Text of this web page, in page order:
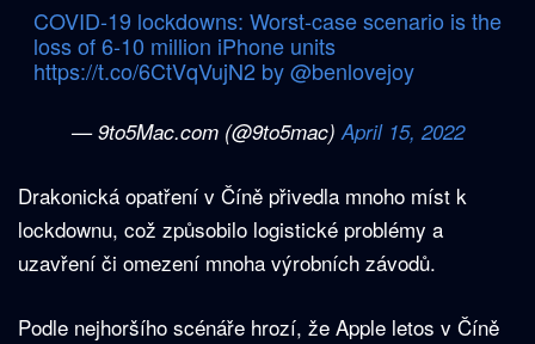
COVID-19 lockdowns: Worst-case scenario is the
loss of 6-10 million iPhone units
https://t.co/6CtVqVujN2 by@benlovejoy
— 9to5Mac.com (@9to5mac)April 15, 2022
Drakonická opatření v Číně přivedla mnoho míst k
lockdownu, což způsobilo logistické problémy a
uzavření či omezení mnoha výrobních závodů.
Podle nejhoršího scénáře hrozí, že Apple letos v Číně